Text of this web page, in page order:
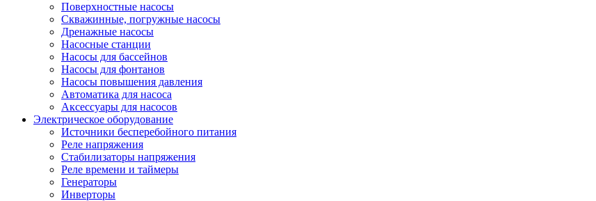
Поверхностные насосы
Скважинные, погружные насосы
Дренажные насосы
Насосные станции
Насосы для бассейнов
Насосы для фонтанов
Насосы повышения давления
Автоматика для насоса
Аксессуары для насосов
Электрическое оборудование
Источники бесперебойного питания
Реле напряжения
Стабилизаторы напряжения
Реле времени и таймеры
Генераторы
Инверторы